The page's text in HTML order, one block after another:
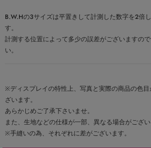
B.W.Hの３サイズは平置きして計測した数字を2倍
す。
計測する位置によって多少の誤差がございますの
い。
※ディスプレイの特性上、写真と実際の商品の色
ざいます。
あらかじめご了承下さいませ。
また、生地などの仕様が一部、異なる場合がござい
※手縫いの為、それぞれに差がございます。